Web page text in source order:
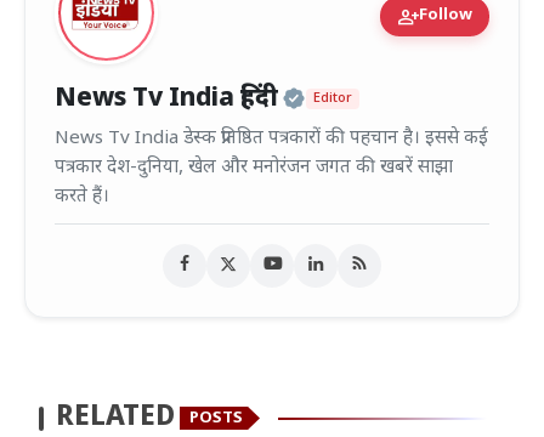
person_addFollow
News Tv India हिंदी Official | Verified
Editor
News Tv India डेस्क प्रतिष्ठित पत्रकारों की पहचान है। इससे कई
पत्रकार देश-दुनिया, खेल और मनोरंजन जगत की खबरें साझा
करते हैं।
RELATED POSTS